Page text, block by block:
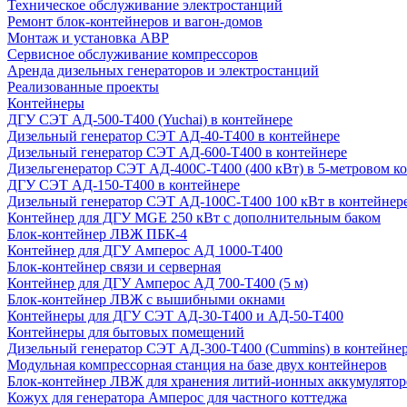
Техническое обслуживание электростанций
Ремонт блок-контейнеров и вагон-домов
Монтаж и установка АВР
Сервисное обслуживание компрессоров
Аренда дизельных генераторов и электростанций
Реализованные проекты
Контейнеры
ДГУ СЭТ АД-500-Т400 (Yuchai) в контейнере
Дизельный генератор СЭТ АД-40-Т400 в контейнере
Дизельный генератор СЭТ АД-600-Т400 в контейнере
Дизельгенератор СЭТ АД-400С-Т400 (400 кВт) в 5-метровом
ДГУ СЭТ АД-150-Т400 в контейнере
Дизельный генератор СЭТ АД-100С-Т400 100 кВт в
Контейнер для ДГУ MGE 250 кВт с дополнительным баком
Блок-контейнер ЛВЖ ПБК-4
Контейнер для ДГУ Амперос АД 1000-Т400
Блок-контейнер связи и серверная
Контейнер для ДГУ Амперос АД 700-Т400 (5 м)
Блок-контейнер ЛВЖ с вышибными окнами
Контейнеры для ДГУ СЭТ АД-30-Т400 и АД-50-Т400
Контейнеры для бытовых помещений
Дизельный генератор СЭТ АД-300-Т400 (Cummins) в
Модульная компрессорная станция на базе двух контейнеров
Блок-контейнер ЛВЖ для хранения литий-ионных
Кожух для генератора Амперос для частного коттеджа